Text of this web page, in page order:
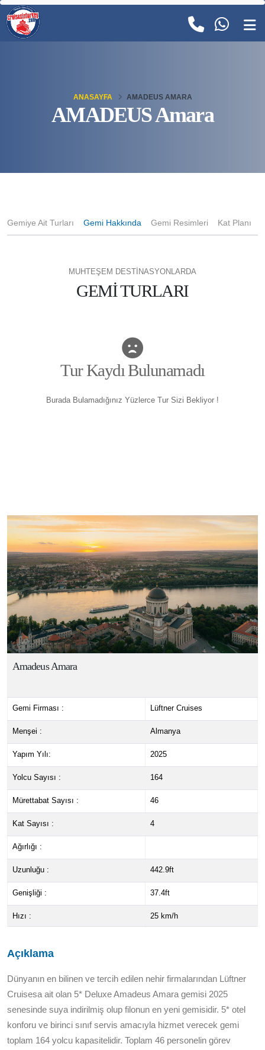
AMADEUS Amara
ANASAYFA AMADEUS AMARA
Gemiye Ait Turları Gemi Hakkında Gemi Resimleri Kat Planı
MUHTEŞEM DESTİNASYONLARDA
GEMİ TURLARI
Tur Kaydı Bulunamadı
Burada Bulamadığınız Yüzlerce Tur Sizi Bekliyor !
Amadeus Amara
Gemi Firması : Lüftner Cruises
Menşei : Almanya
Yapım Yılı: 2025
Yolcu Sayısı : 164
Mürettabat Sayısı : 46
Kat Sayısı : 4
Ağırlığı :
Uzunluğu : 442.9ft
Genişliği : 37.4ft
Hızı : 25 km/h
Açıklama
Dünyanın en bilinen ve tercih edilen nehir firmalarından Lüftner
Cruisesa ait olan 5* Deluxe Amadeus Amara gemisi 2025
senesinde suya indirilmiş olup filonun en yeni gemisidir. 5* otel
konforu ve birinci sınıf servis amacıyla hizmet verecek gemi
toplam 164 yolcu kapasitelidir. Toplam 46 personelin görev